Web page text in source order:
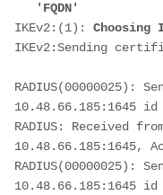
   'FQDN'
IKEv2:(1): Choosing
IKEv2:Sending
RADIUS(00000025):
10.48.66.185:1645
RADIUS: Received
10.48.66.185:1645,
RADIUS(00000025):
10.48.66.185:1645